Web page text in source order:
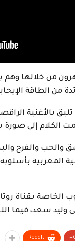
من خلالها
من الطاقة
تليق بالأغنية
الكلام إلى صورة
والفرح
المغربية
الخاصة بقناة
الى وليد سعد،
ReddIt